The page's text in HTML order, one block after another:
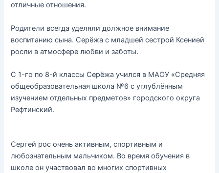
отличные отношения.
Родители всегда уделяли должное внимание
воспитанию сына. Серёжа с младшей сестрой Ксенией
росли в атмосфере любви и заботы.
С 1-го по 8-й классы Серёжа учился в МАОУ «Средняя
общеобразовательная школа №6 с углублённым
изучением отдельных предметов» городского округа
Рефтинский.
Сергей рос очень активным, спортивным и
любознательным мальчиком. Во время обучения в
школе он участвовал во многих спортивных